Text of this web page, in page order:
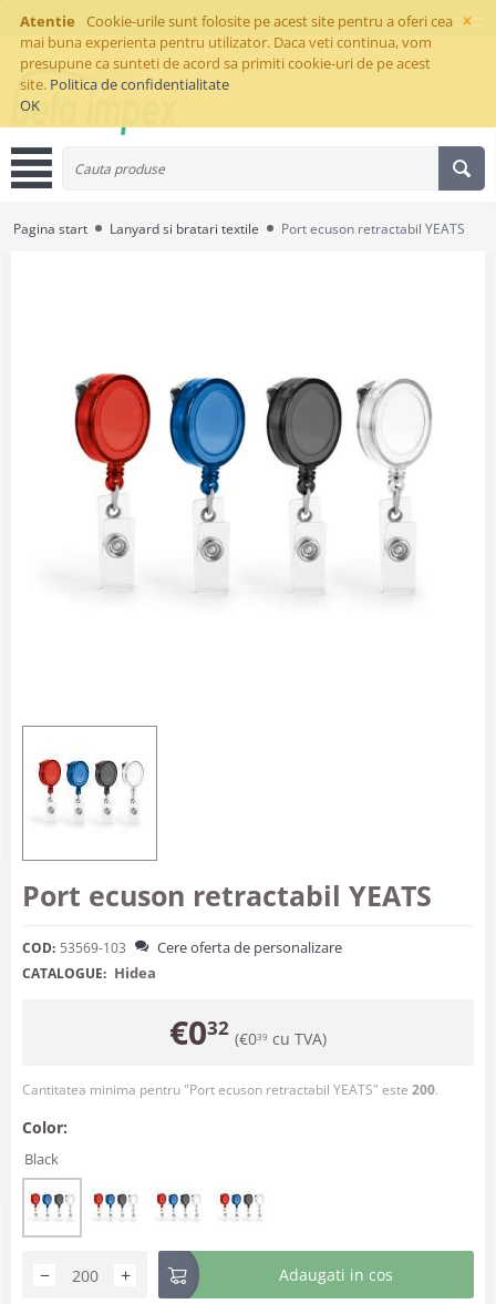
×
Atentie
Cookie-urile sunt folosite pe acest site pentru a oferi cea
mai buna experienta pentru utilizator. Daca veti continua, vom
presupune ca sunteti de acord sa primiti cookie-uri de pe acest
site. Politica de confidentialitate
OK
Pagina start Lanyard si bratari textile Port ecuson retractabil YEATS
Port ecuson retractabil YEATS
COD: 53569-103 Cere oferta de personalizare
CATALOGUE: Hidea
€032 (€039 cu TVA)
Cantitatea minima pentru "Port ecuson retractabil YEATS" este 200.
Color:
Black
+
− Adaugati in cos